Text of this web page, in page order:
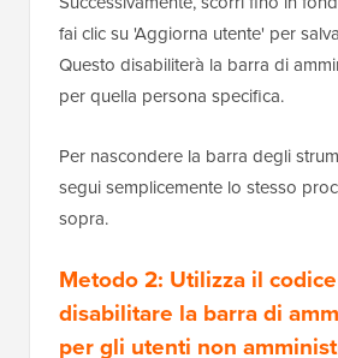
fai clic su 'Aggiorna utente' per
Questo disabiliterà la barra di
per quella persona specifica.
Per nascondere la barra degli
segui semplicemente lo stesso
sopra.
Metodo 2: Utilizza il
disabilitare la barra di
per gli utenti non